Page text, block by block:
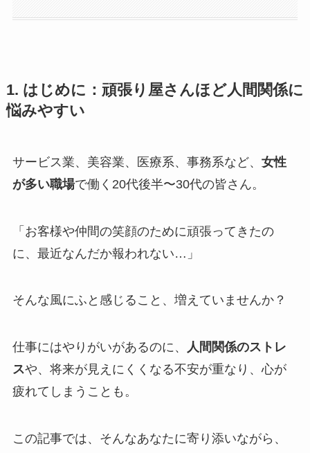
1. はじめに：頑張り屋さんほど人間関係に
悩みやすい
サービス業、美容業、医療系、事務系など、 女性
が多い職場で働く20代後半〜30代の皆さん。
「お客様や仲間の笑顔のために頑張ってきたの
に、最近なんだか報われない…」
そんな風にふと感じること、増えていませんか？
仕事にはやりがいがあるのに、
人間関係のストレ
スや、将来が見えにくくなる不安が重なり、心が
疲れてしまうことも。
この記事では、そんなあなたに寄り添いながら、